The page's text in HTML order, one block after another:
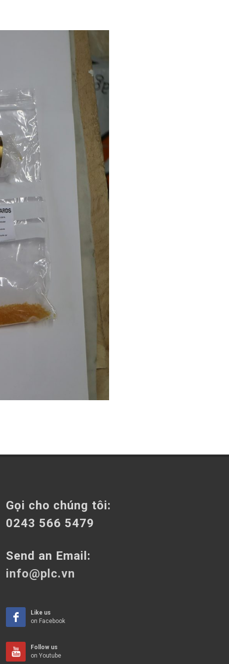
Gọi cho chúng tôi:
0243 566 5479
Send an Email:
info@plc.vn
Like us
on Facebook
Follow us
on Youtube